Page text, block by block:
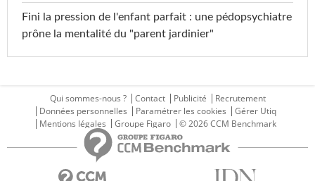
Fini la pression de l'enfant parfait : une pédopsychiatre
prône la mentalité du "parent jardinier"
Qui sommes-nous ? Contact Publicité
Recrutement
Données personnelles
Paramétrer les cookies
Gérer Utiq
Mentions légales
Groupe Figaro © 2026 CCM Benchmark